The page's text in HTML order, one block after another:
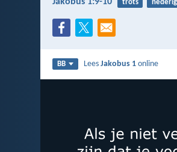
trots
BB LeesJakobus 1 online